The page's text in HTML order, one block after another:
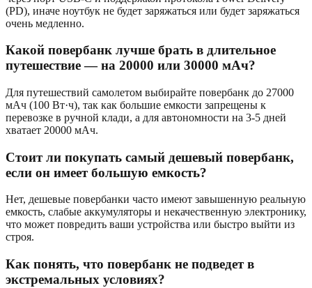
(PD), иначе ноутбук не будет заряжаться или будет заряжаться
очень медленно.
Какой повербанк лучше брать в длительное
путешествие — на 20000 или 30000 мАч?
Для путешествий самолетом выбирайте повербанк до 27000
мАч (100 Вт·ч), так как большие емкости запрещены к
перевозке в ручной клади, а для автономности на 3-5 дней
хватает 20000 мАч.
Стоит ли покупать самый дешевый повербанк,
если он имеет большую емкость?
Нет, дешевые повербанки часто имеют завышенную реальную
емкость, слабые аккумуляторы и некачественную электронику,
что может повредить ваши устройства или быстро выйти из
строя.
Как понять, что повербанк не подведет в
экстремальных условиях?